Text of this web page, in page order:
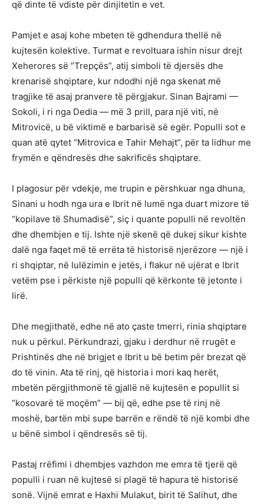
që dinte të vdiste për dinjitetin e vet.
Pamjet e asaj kohe mbeten të gdhendura thellë në
kujtesën kolektive. Turmat e revoltuara ishin nisur drejt
Xeherores së “Trepçës”, atij simboli të djersës dhe
krenarisë shqiptare, kur ndodhi një nga skenat më
tragjike të asaj pranvere të përgjakur. Sinan Bajrami —
Sokoli, i ri nga Dedia — më 3 prill, para një viti, në
Mitrovicë, u bë viktimë e barbarisë së egër. Populli sot e
quan atë qytet “Mitrovica e Tahir Mehajt”, për ta lidhur me
frymën e qëndresës dhe sakrificës shqiptare.
I plagosur për vdekje, me trupin e përshkuar nga dhuna,
Sinani u hodh nga ura e Ibrit në lumë nga duart mizore të
“kopilave të Shumadisë”, siç i quante populli në revoltën
dhe dhembjen e tij. Ishte një skenë që dukej sikur kishte
dalë nga faqet më të errëta të historisë njerëzore — një i
ri shqiptar, në lulëzimin e jetës, i flakur në ujërat e Ibrit
vetëm pse i përkiste një populli që kërkonte të jetonte i
lirë.
Dhe megjithatë, edhe në ato çaste tmerri, rinia shqiptare
nuk u përkul. Përkundrazi, gjaku i derdhur në rrugët e
Prishtinës dhe në brigjet e Ibrit u bë betim për brezat që
do të vinin. Ata të rinj, që historia i mori kaq herët,
mbetën përgjithmonë të gjallë në kujtesën e popullit si
“kosovarë të moçëm” — bij që, edhe pse të rinj në
moshë, bartën mbi supe barrën e rëndë të një kombi dhe
u bënë simbol i qëndresës së tij.
Pastaj rrëfimi i dhembjes vazhdon me emra të tjerë që
populli i ruan në kujtesë si plagë të hapura të historisë
sonë. Vijnë emrat e Haxhi Mulakut, birit të Salihut, dhe